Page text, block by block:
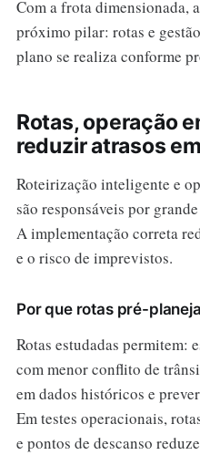
Com a frota dimensionada,
próximo pilar: rotas e
plano se realiza conforme
Rotas, operação
reduzir atrasos
Roteirização inteligente e
são responsáveis por
A implementação correta
e o risco de imprevistos.
Por que rotas pré-
Rotas estudadas permitem:
com menor conflito de
em dados históricos e
Em testes operacionais,
e pontos de descanso